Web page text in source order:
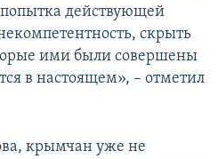
действующей
скрыть
ими были совершены
в настоящем», – отметил
крымчан уже не